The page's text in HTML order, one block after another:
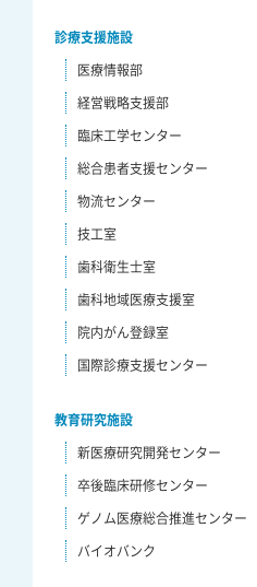
診療支援施設
医療情報部
経営戦略支援部
臨床工学センター
総合患者支援センター
物流センター
技工室
歯科衛生士室
歯科地域医療支援室
院内がん登録室
国際診療支援センター
教育研究施設
新医療研究開発センター
卒後臨床研修センター
ゲノム医療総合推進センター
バイオバンク